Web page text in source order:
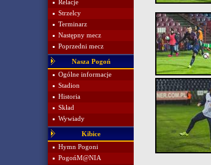
Relacje
Strzelcy
Terminarz
Następny mecz
Poprzedni mecz
Nasza Pogoń
Ogólne informacje
Stadion
Historia
Skład
Wywiady
Kibice
Hymn Pogoni
PogońM@NIA